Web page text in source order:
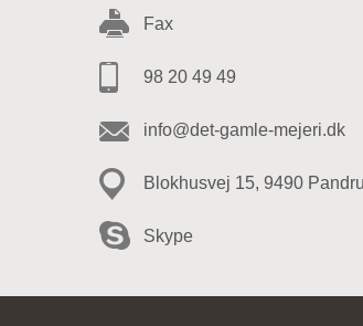
Fax
98 20 49 49
info@det-gamle-mejeri.dk
Blokhusvej 15, 9490
Skype